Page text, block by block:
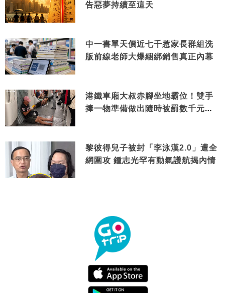
告惡夢持續至這天
中一書單天價近七千惹家長群組洗
版前線老師大爆綑綁銷售真正內幕
港鐵車廂大叔赤腳坐地霸位！雙手
捧一物準備做出隨時被罰數千元舉
黎彼得兒子被封「李泳漢2.0」遭全
網圍攻 鍾志光罕有動氣護航揭內情